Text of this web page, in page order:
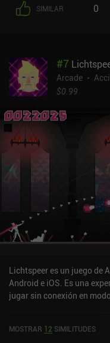
mortales y otros
personalmente no me
giroscopio, funcionan
permitiendo una
crean un ambiente
de ritmo rápido.Jetscout
anuncios ni iAP. También
como en iOS para que
el tipo de entretenimiento
SIMILAR 0
#7
Arcade
$0.99
Lichtspeer es un juego de
Android e iOS. Es una
jugar sin conexión en
MOSTRAR 12 SIMILITUDES